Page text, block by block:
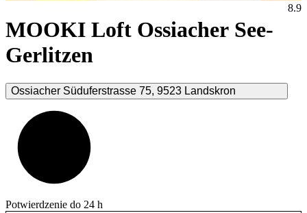
MOOKI Loft Ossiacher See-
Gerlitzen
Ossiacher Süduferstrasse 75, 9523 Landskron
8.9
Potwierdzenie do 24 h